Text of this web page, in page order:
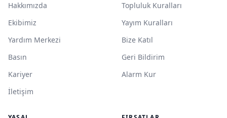
Hakkımızda
Ekibimiz
Yardım Merkezi
Basın
Kariyer
İletişim
Topluluk Kuralları
Yayım Kuralları
Bize Katıl
Geri Bildirim
Alarm Kur